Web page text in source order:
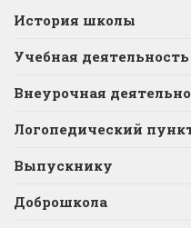
История школы
Учебная деятельность
Внеурочная
Логопедический
Выпускнику
Доброшкола